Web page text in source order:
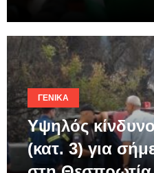
ΓΕΝΙΚΆ
Υψηλός
(κατ. 3) για